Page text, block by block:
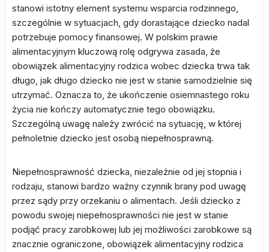
stanowi istotny element systemu wsparcia rodzinnego,
szczególnie w sytuacjach, gdy dorastające dziecko nadal
potrzebuje pomocy finansowej. W polskim prawie
alimentacyjnym kluczową rolę odgrywa zasada, że
obowiązek alimentacyjny rodzica wobec dziecka trwa tak
długo, jak długo dziecko nie jest w stanie samodzielnie się
utrzymać. Oznacza to, że ukończenie osiemnastego roku
życia nie kończy automatycznie tego obowiązku.
Szczególną uwagę należy zwrócić na sytuację, w której
pełnoletnie dziecko jest osobą niepełnosprawną.
Niepełnosprawność dziecka, niezależnie od jej stopnia i
rodzaju, stanowi bardzo ważny czynnik brany pod uwagę
przez sądy przy orzekaniu o alimentach. Jeśli dziecko z
powodu swojej niepełnosprawności nie jest w stanie
podjąć pracy zarobkowej lub jej możliwości zarobkowe są
znacznie ograniczone, obowiązek alimentacyjny rodzica